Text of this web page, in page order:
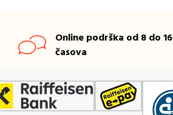
Online podrška od 8 do 16
časova